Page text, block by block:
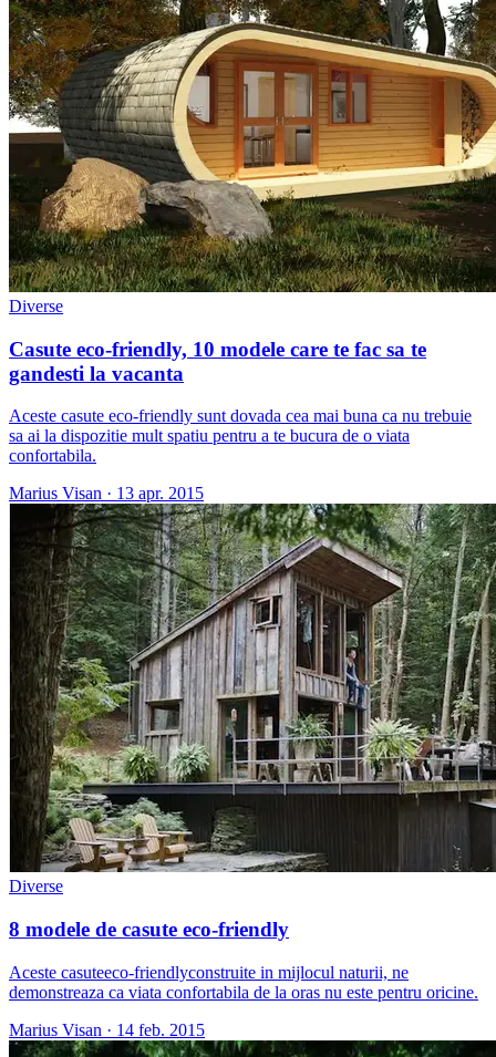
Diverse
Casute eco-friendly, 10 modele care te fac sa te
gandesti la vacanta
Aceste casute eco-friendly sunt dovada cea mai buna ca nu trebuie
sa ai la dispozitie mult spatiu pentru a te bucura de o viata
confortabila.
Marius Visan · 13 apr. 2015
Diverse
8 modele de casute eco-friendly
Aceste casuteeco-friendlyconstruite in mijlocul naturii, ne
demonstreaza ca viata confortabila de la oras nu este pentru oricine.
Marius Visan · 14 feb. 2015